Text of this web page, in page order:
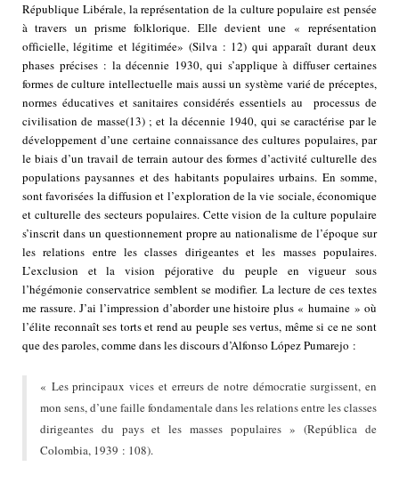
République Libérale, la représentation de la culture populaire est pensée
à travers un prisme folklorique. Elle devient une « représentation
officielle, légitime et légitimée» (Silva : 12) qui apparaît durant deux
phases précises : la décennie 1930, qui s’applique à diffuser certaines
formes de culture intellectuelle mais aussi un système varié de préceptes,
normes éducatives et sanitaires considérés essentiels au processus de
civilisation de masse(13); et la décennie 1940, qui se caractérise par le
développement d’une certaine connaissance des cultures populaires, par
le biais d’un travail de terrain autour des formes d’activité culturelle des
populations paysannes et des habitants populaires urbains. En somme,
sont favorisées la diffusion et l’exploration de la vie sociale, économique
et culturelle des secteurs populaires. Cette vision de la culture populaire
s’inscrit dans un questionnement propre au nationalisme de l’époque sur
les relations entre les classes dirigeantes et les masses populaires.
L’exclusion et la vision péjorative du peuple en vigueur sous
l’hégémonie conservatrice semblent se modifier. La lecture de ces textes
me rassure. J’ai l’impression d’aborder une histoire plus « humaine » où
l’élite reconnaît ses torts et rend au peuple ses vertus, même si ce ne sont
que des paroles, comme dans les discours d’Alfonso López Pumarejo :
« Les principaux vices et erreurs de notre démocratie surgissent, en
mon sens, d’une faille fondamentale dans les relations entre les classes
dirigeantes du pays et les masses populaires » (República de
Colombia, 1939 : 108).